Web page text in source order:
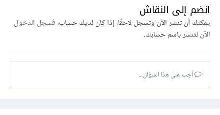
انضم إلى النقاش
يمكنك أن تنشر الآن وتسجل لاحقًا. إذا كان لديك حساب،فسجل الدخول
الآنلتنشر باسم حسابك.
أجب على هذا السؤال...